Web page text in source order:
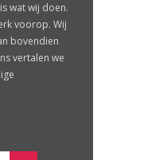
wat wij doen.
voorop. Wij
bovendien
vertalen we